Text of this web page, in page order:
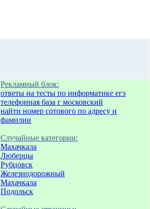
Рекламный блок:
ответы на тесты по информатике егэ
телефонная база г московский
найти номер сотового по адресу и
фамилии
Случайные категории:
Махачкала
Люберцы
Рубцовск
Железнодорожный
Махачкала
Подольск